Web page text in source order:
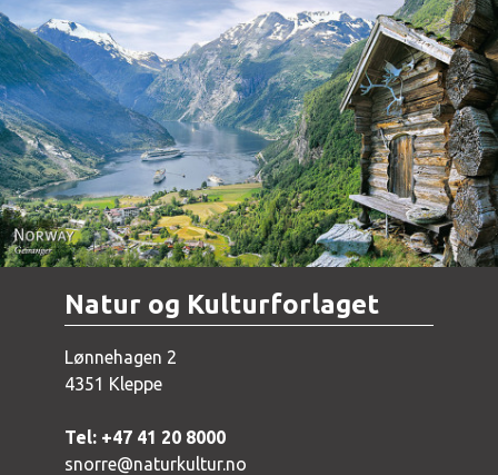
Norway - Geiranger
Natur og Kulturforlaget
Lønnehagen 2
4351 Kleppe
Tel: +47 41 20 8000
snorre@naturkultur.no